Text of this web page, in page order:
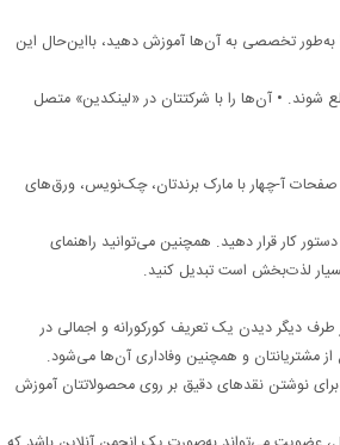
به‌طور تخصصی به آن‌ها آموزش دهید، بااین‌حال این
• آن‌ها را با شرکتتان در «لینکدین» متصل
صفحات آ-چهار با مارک برندتان، چک‌نویس، ورق‌های
کار قرار دهید. همچنین می‌توانید راهنمای
لذت‌بخش است تبدیل کنید.
دیگر دیدن یک تعریف کورکورانه و اجمالی در
مشتریانتان و همچنین وفاداری آن‌ها می‌شود.
نوشتن نقدهای دقیق بر روی محصولاتتان آموزش